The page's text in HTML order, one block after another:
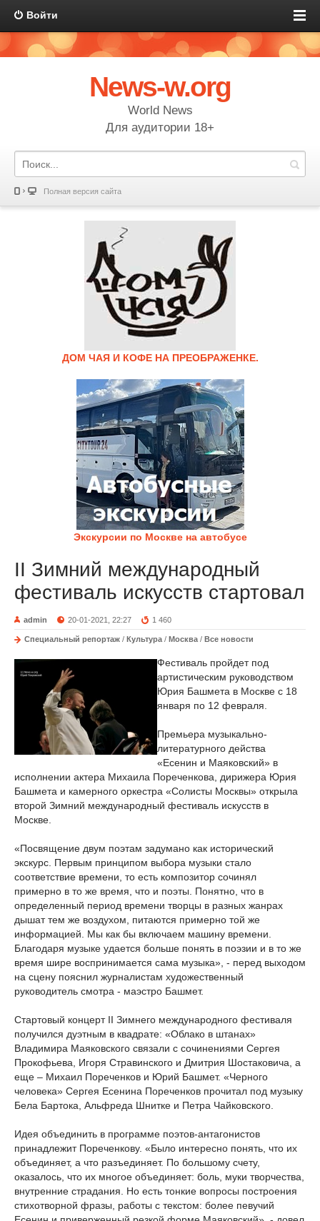
Войти
News-w.org
World News
Для аудитории 18+
Полная версия сайта
ДОМ ЧАЯ И КОФЕ НА ПРЕОБРАЖЕНКЕ.
Экскурсии по Москве на автобусе
II Зимний международный
фестиваль искусств стартовал
admin 20-01-2021, 22:27 1 460
Специальный репортаж / Культура / Москва / Все новости
Фестиваль пройдет под
артистическим руководством
Юрия Башмета в Москве с 18
января по 12 февраля.
Премьера музыкально-
литературного действа
«Есенин и Маяковский» в
исполнении актера Михаила Пореченкова, дирижера Юрия
Башмета и камерного оркестра «Солисты Москвы» открыла
второй Зимний международный фестиваль искусств в
Москве.
«Посвящение двум поэтам задумано как исторический
экскурс. Первым принципом выбора музыки стало
соответствие времени, то есть композитор сочинял
примерно в то же время, что и поэты. Понятно, что в
определенный период времени творцы в разных жанрах
дышат тем же воздухом, питаются примерно той же
информацией. Мы как бы включаем машину времени.
Благодаря музыке удается больше понять в поэзии и в то же
время шире воспринимается сама музыка», - перед выходом
на сцену пояснил журналистам художественный
руководитель смотра - маэстро Башмет.
Стартовый концерт II Зимнего международного фестиваля
получился дуэтным в квадрате: «Облако в штанах»
Владимира Маяковского связали с сочинениями Сергея
Прокофьева, Игоря Стравинского и Дмитрия Шостаковича, а
еще – Михаил Пореченков и Юрий Башмет. «Черного
человека» Сергея Есенина Пореченков прочитал под музыку
Бела Бартока, Альфреда Шнитке и Петра Чайковского.
Идея объединить в программе поэтов-антагонистов
принадлежит Пореченкову. «Было интересно понять, что их
объединяет, а что разъединяет. По большому счету,
оказалось, что их многое объединяет: боль, муки творчества,
внутренние страдания. Но есть тонкие вопросы построения
стихотворной фразы, работы с текстом: более певучий